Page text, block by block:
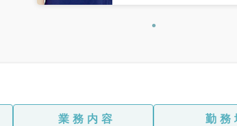
業務内容 勤務